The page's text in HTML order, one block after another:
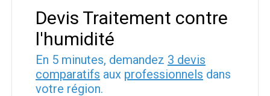
Devis Traitement contre
l'humidité
En 5 minutes, demandez 3 devis
comparatifs aux professionnels dans
votre région.